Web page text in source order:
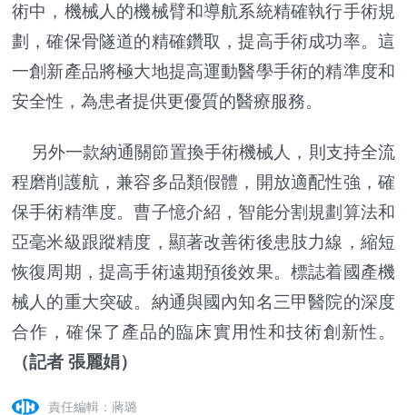
術中，機械人的機械臂和導航系統精確執行手術規
劃，確保骨隧道的精確鑽取，提高手術成功率。這
一創新產品將極大地提高運動醫學手術的精準度和
安全性，為患者提供更優質的醫療服務。
另外一款納通關節置換手術機械人，則支持全流
程磨削護航，兼容多品類假體，開放適配性強，確
保手術精準度。曹子憶介紹，智能分割規劃算法和
亞毫米級跟蹤精度，顯著改善術後患肢力線，縮短
恢復周期，提高手術遠期預後效果。標誌着國產機
械人的重大突破。納通與國內知名三甲醫院的深度
合作，確保了產品的臨床實用性和技術創新性。
（記者 張麗娟）
責任編輯：蔣璐